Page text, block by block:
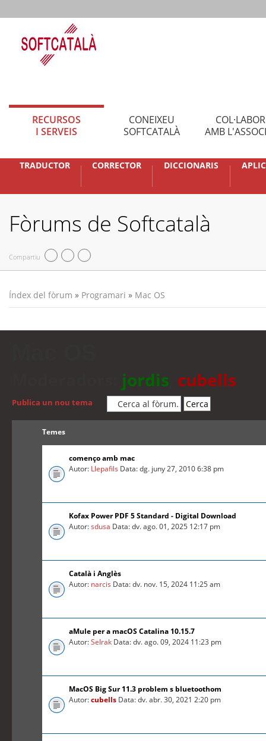
RECURSOS
I SERVEIS
CONEIXEU
SOFTCATALÀ
AMB
TRADUCTOR CORRECTOR DICCIONARIS
Fòrums de Softcatalà
Compartiu
Índex del fòrum » Programari » Mac OS
jordis cubells
Publica un nou tema
Temes
començo amb mac
Autor: Llepafils Data: dg. juny 27, 2010 6:38 pm
Kofax Power PDF 5 Standard - Digital Download
Autor:sdusa Data: dv. ago. 01, 2025 12:17 pm
Català i Anglès
Autor: narcis Data: dv. nov. 15, 2024 11:25 am
aMule per a macOS Catalina 10.15.7
Autor:Selrak Data: dv. ago. 09, 2024 11:23 pm
MacOS Big Sur 11.3 problem s bluetoothom
Autor:cubells Data: dv. abr. 30, 2021 2:20 pm